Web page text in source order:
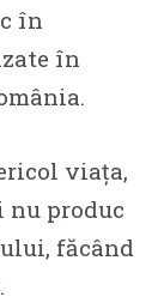
în
în
viața,
nu produc
făcând